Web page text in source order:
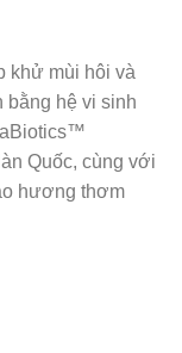
khử mùi hôi và
bằng hệ vi sinh
Quốc, cùng với
hương thơm